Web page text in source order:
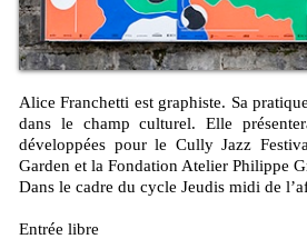
Alice Franchetti est graphiste. Sa pratique s’inscrit essentiellement
dans le champ culturel. Elle
développées pour le Cully Jazz
Garden et la Fondation Atelier Philippe
Dans le cadre du cycle Jeudis midi de
Entrée libre